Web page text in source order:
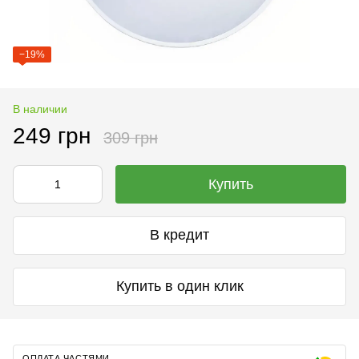
−19%
В наличии
249 грн 309 грн
Купить
В кредит
Купить в один клик